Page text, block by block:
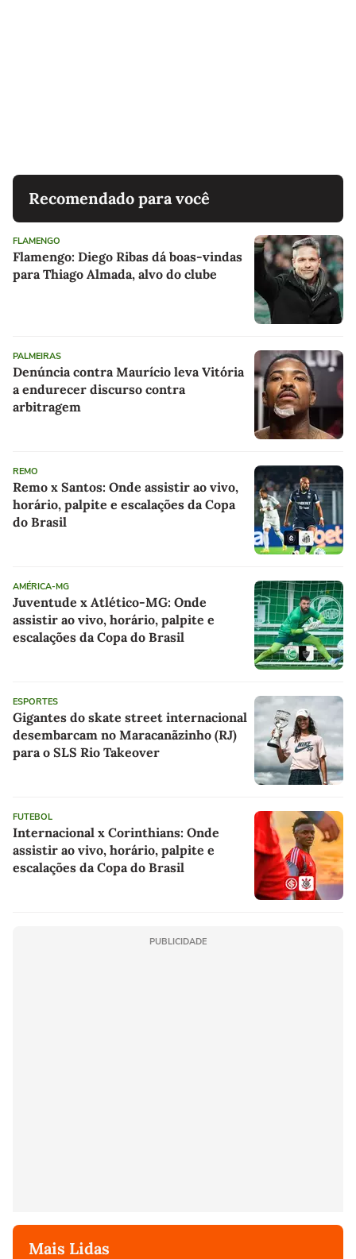
Recomendado para você
FLAMENGO
Flamengo: Diego Ribas dá boas-vindas
para Thiago Almada, alvo do clube
PALMEIRAS
Denúncia contra Maurício leva Vitória
a endurecer discurso contra
arbitragem
REMO
Remo x Santos: Onde assistir ao vivo,
horário, palpite e escalações da Copa
do Brasil
AMÉRICA-MG
Juventude x Atlético-MG: Onde
assistir ao vivo, horário, palpite e
escalações da Copa do Brasil
ESPORTES
Gigantes do skate street internacional
desembarcam no Maracanãzinho (RJ)
para o SLS Rio Takeover
FUTEBOL
Internacional x Corinthians: Onde
assistir ao vivo, horário, palpite e
escalações da Copa do Brasil
PUBLICIDADE
Mais Lidas